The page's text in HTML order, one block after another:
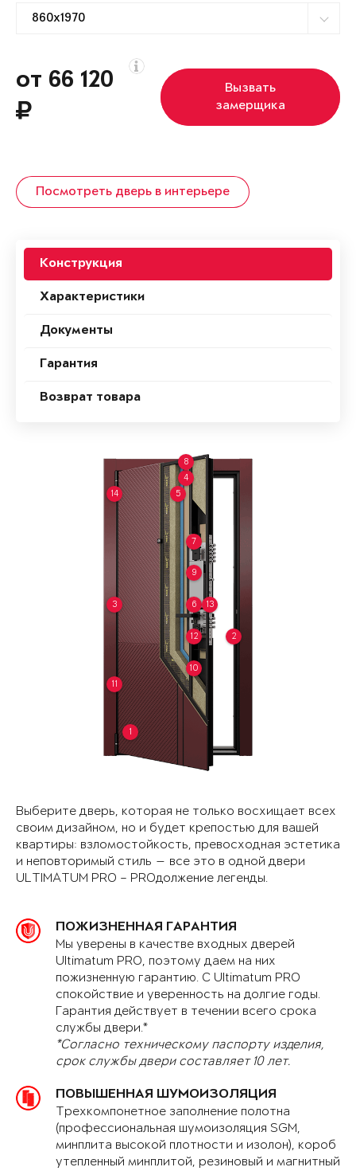
от 66 120
Вызвать
замерщика
Посмотреть дверь в интерьере
Конструкция
Характеристики
Документы
Гарантия
Возврат товара
1
2
3
4
5
6
7
8
9
10
11
12
13
14
Выберите дверь, которая не только восхищает всех
своим дизайном, но и будет крепостью для вашей
квартиры: взломостойкость, превосходная эстетика
и неповторимый стиль — все это в одной двери
ULTIMATUM PRO – PROдолжение легенды.
ПОЖИЗНЕННАЯ ГАРАНТИЯ
Мы уверены в качестве входных дверей
Ultimatum PRO, поэтому даем на них
пожизненную гарантию. С Ultimatum PRO
спокойствие и уверенность на долгие годы.
Гарантия действует в течении всего срока
службы двери.*
*Согласно техническому паспорту изделия,
срок службы двери составляет 10 лет.
ПОВЫШЕННАЯ ШУМОИЗОЛЯЦИЯ
Трехкомпонетное заполнение полотна
(профессиональная шумоизоляция SGM,
минплита высокой плотности и изолон), короб
утепленный минплитой, резиновый и магнитный